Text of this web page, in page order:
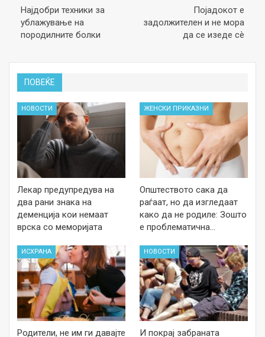
Најдобри техники за
ублажување на
породилните болки
Појадокот е
задолжителен и не мора
да се изеде сè
ПОВЕЌЕ
НОВОСТИ
Лекар предупредува на
два рани знака на
деменција кои немаат
врска со меморијата
ЖЕНСКИ ПРИКАЗНИ
Општеството сака да
раѓаат, но да изгледаат
како да не родиле: Зошто
е проблематична…
ИСХРАНА
Родители, не им ги давајте
НОВОСТИ
И покрај забраната